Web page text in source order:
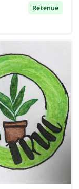
Retenue